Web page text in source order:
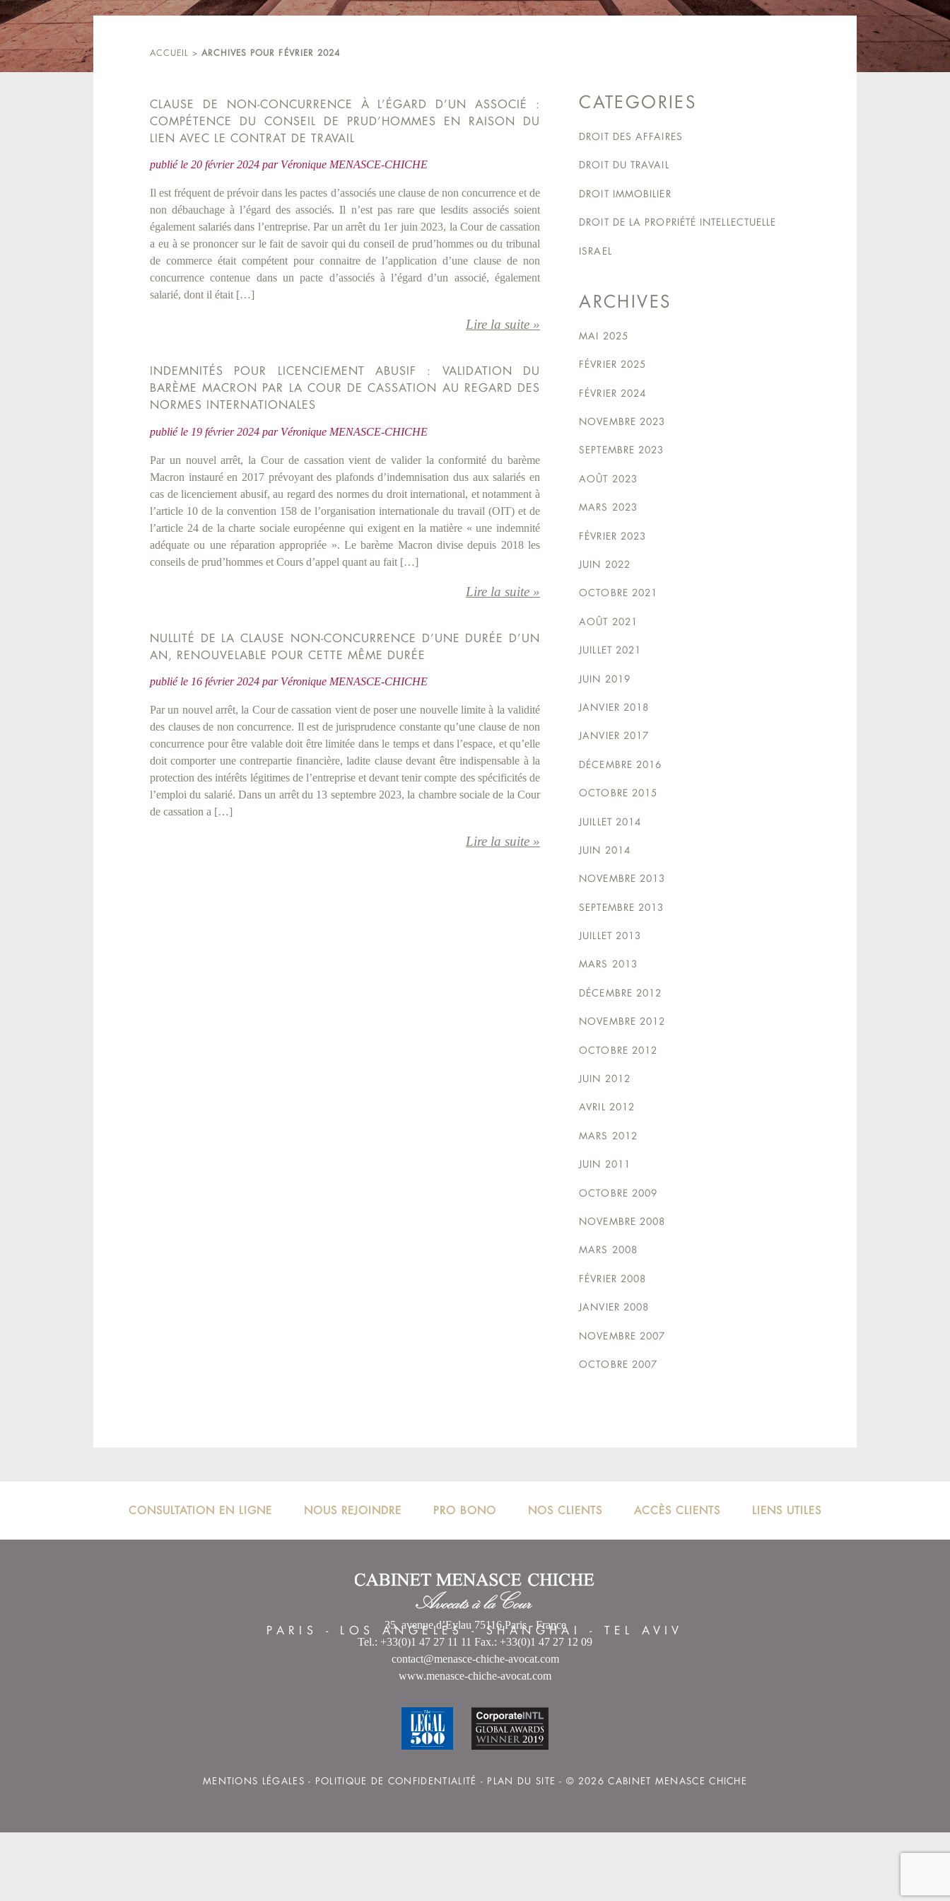
ACCUEIL >ARCHIVES POUR FÉVRIER 2024
CLAUSE DE NON-CONCURRENCE À L’ÉGARD D’UN ASSOCIÉ :
COMPÉTENCE DU CONSEIL DE PRUD’HOMMES EN RAISON DU
LIEN AVEC LE CONTRAT DE TRAVAIL
publié le 20 février 2024 par Véronique MENASCE-CHICHE
Il est fréquent de prévoir dans les pactes d’associés une clause de non concurrence et de
non débauchage à l’égard des associés. Il n’est pas rare que lesdits associés soient
également salariés dans l’entreprise. Par un arrêt du 1er juin 2023, la Cour de cassation
a eu à se prononcer sur le fait de savoir qui du conseil de prud’hommes ou du tribunal
de commerce était compétent pour connaitre de l’application d’une clause de non
concurrence contenue dans un pacte d’associés à l’égard d’un associé, également
salarié, dont il était […]
Lire la suite »
INDEMNITÉS POUR LICENCIEMENT ABUSIF : VALIDATION DU
BARÈME MACRON PAR LA COUR DE CASSATION AU REGARD DES
NORMES INTERNATIONALES
publié le 19 février 2024 par Véronique MENASCE-CHICHE
Par un nouvel arrêt, la Cour de cassation vient de valider la conformité du barème
Macron instauré en 2017 prévoyant des plafonds d’indemnisation dus aux salariés en
cas de licenciement abusif, au regard des normes du droit international, et notamment à
l’article 10 de la convention 158 de l’organisation internationale du travail (OIT) et de
l’article 24 de la charte sociale européenne qui exigent en la matière « une indemnité
adéquate ou une réparation appropriée ». Le barème Macron divise depuis 2018 les
conseils de prud’hommes et Cours d’appel quant au fait […]
Lire la suite »
NULLITÉ DE LA CLAUSE NON-CONCURRENCE D’UNE DURÉE D’UN
AN, RENOUVELABLE POUR CETTE MÊME DURÉE
publié le 16 février 2024 par Véronique MENASCE-CHICHE
Par un nouvel arrêt, la Cour de cassation vient de poser une nouvelle limite à la validité
des clauses de non concurrence. Il est de jurisprudence constante qu’une clause de non
concurrence pour être valable doit être limitée dans le temps et dans l’espace, et qu’elle
doit comporter une contrepartie financière, ladite clause devant être indispensable à la
protection des intérêts légitimes de l’entreprise et devant tenir compte des spécificités de
l’emploi du salarié. Dans un arrêt du 13 septembre 2023, la chambre sociale de la Cour
de cassation a […]
Lire la suite »
CATEGORIES
DROIT DES AFFAIRES
DROIT DU TRAVAIL
DROIT IMMOBILIER
DROIT DE LA PROPRIÉTÉ INTELLECTUELLE
ISRAEL
ARCHIVES
MAI 2025
FÉVRIER 2025
FÉVRIER 2024
NOVEMBRE 2023
SEPTEMBRE 2023
AOÛT 2023
MARS 2023
FÉVRIER 2023
JUIN 2022
OCTOBRE 2021
AOÛT 2021
JUILLET 2021
JUIN 2019
JANVIER 2018
JANVIER 2017
DÉCEMBRE 2016
OCTOBRE 2015
JUILLET 2014
JUIN 2014
NOVEMBRE 2013
SEPTEMBRE 2013
JUILLET 2013
MARS 2013
DÉCEMBRE 2012
NOVEMBRE 2012
OCTOBRE 2012
JUIN 2012
AVRIL 2012
MARS 2012
JUIN 2011
OCTOBRE 2009
NOVEMBRE 2008
MARS 2008
FÉVRIER 2008
JANVIER 2008
NOVEMBRE 2007
OCTOBRE 2007
CONSULTATION EN LIGNE NOUS REJOINDRE PRO BONO NOS CLIENTS ACCÈS CLIENTS LIENS UTILES
PARIS - LOS ANGELES-SHANGHAI - TEL AVIV
35, avenue d’Eylau 75116 Paris - France
Tel.: +33(0)1 47 27 11 11 Fax.: +33(0)1 47 27 12 09
contact@menasce-chiche-avocat.com
www.menasce-chiche-avocat.com
MENTIONS LÉGALES - POLITIQUE DE CONFIDENTIALITÉ - PLAN DU SITE - © 2026 CABINET MENASCE CHICHE